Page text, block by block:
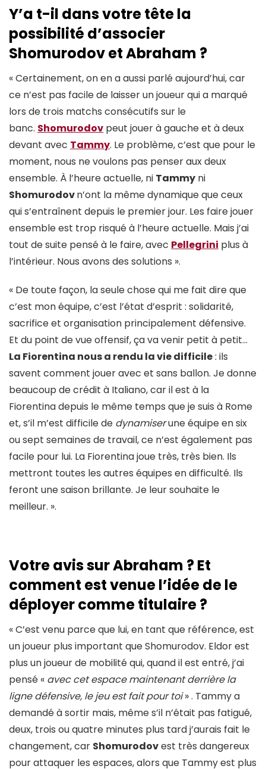
Y’a t-il dans votretête la
possibilité d’associer
Shomurodov et Abraham ?
« Certainement, on en a aussi parlé aujourd’hui, car
ce n’est pas facile de laisser un joueur qui a marqué
lors de trois matchs consécutifs sur le
banc. Shomurodov peut jouer à gauche et à deux
devant avec Tammy. Le problème, c’est que pour le
moment, nous ne voulons pas penser aux deux
ensemble. À l’heure actuelle, ni Tammy ni
Shomurodovn’ont la même dynamique que ceux
qui s’entraînent depuis le premier jour. Les faire jouer
ensemble est trop risqué à l’heure actuelle. Mais j’ai
tout de suite pensé à le faire, avec Pellegrini plus à
l’intérieur. Nous avons des solutions ».
« De toute façon, la seule chose qui me fait dire que
c’est mon équipe, c’est l’état d’esprit : solidarité,
sacrifice et organisation principalement défensive.
Et du point de vue offensif, ça va venir petit à petit…
La Fiorentina nous a rendu la vie difficile: ils
savent comment jouer avec et sans ballon. Je donne
beaucoup de crédit à Italiano, car il est à la
Fiorentina depuis le même temps que je suis à Rome
et, s’il m’est difficile de dynamiserune équipe en six
ou sept semaines de travail, ce n’est également pas
facile pour lui. La Fiorentina joue très, très bien. Ils
mettront toutes les autres équipes en difficulté. Ils
feront une saison brillante. Je leur souhaite le
meilleur. ».
Votre avis sur Abraham ? Et
comment est venue l’idée de le
déployer comme titulaire ?
« C’est venu parce que lui, en tant que référence, est
un joueur plus important que Shomurodov. Eldor est
plus un joueur de mobilité qui, quand il est entré, j’ai
pensé « avec cet espace maintenant derrière la
ligne défensive, le jeu est fait pour toi» . Tammy a
demandé à sortir mais, même s’il n’était pas fatigué,
deux, trois ou quatre minutes plus tard j’aurais fait le
changement, car Shomurodovest très dangereux
pour attaquer les espaces, alors que Tammy est plus